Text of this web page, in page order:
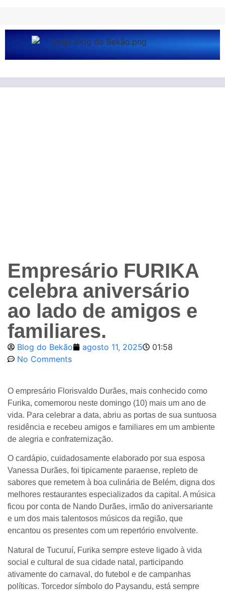
Empresário FURIKA
celebra aniversário
ao lado de amigos e
familiares.
Blog do Bekão agosto 11, 2025
01:58
No Comments
O empresário Florisvaldo Durães, mais conhecido como
Furika, comemorou neste domingo (10) mais um ano de
vida. Para celebrar a data, abriu as portas de sua suntuosa
residência e recebeu amigos e familiares em um ambiente
de alegria e confraternização.
O cardápio, cuidadosamente elaborado por sua esposa
Vanessa Durães, foi tipicamente paraense, repleto de
sabores que remetem à boa culinária de Belém, digna dos
melhores restaurantes especializados da capital. A música
ficou por conta de Nando Durães, irmão do aniversariante
e um dos mais talentosos músicos da região, que
encantou os presentes com um repertório envolvente.
Natural de Tucuruí, Furika sempre esteve ligado à vida
social e cultural de sua cidade natal, participando
ativamente do carnaval, do futebol e de campanhas
políticas. Torcedor símbolo do Paysandu, está sempre